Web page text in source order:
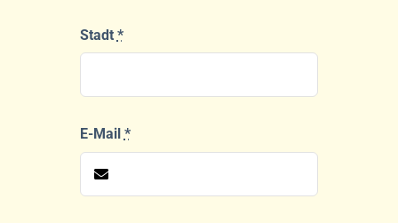
Stadt *
E-Mail *